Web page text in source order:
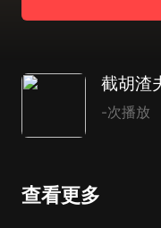
-次播放
查看更多